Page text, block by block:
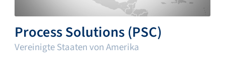
Process Solutions (PSC)
Vereinigte Staaten von Amerika